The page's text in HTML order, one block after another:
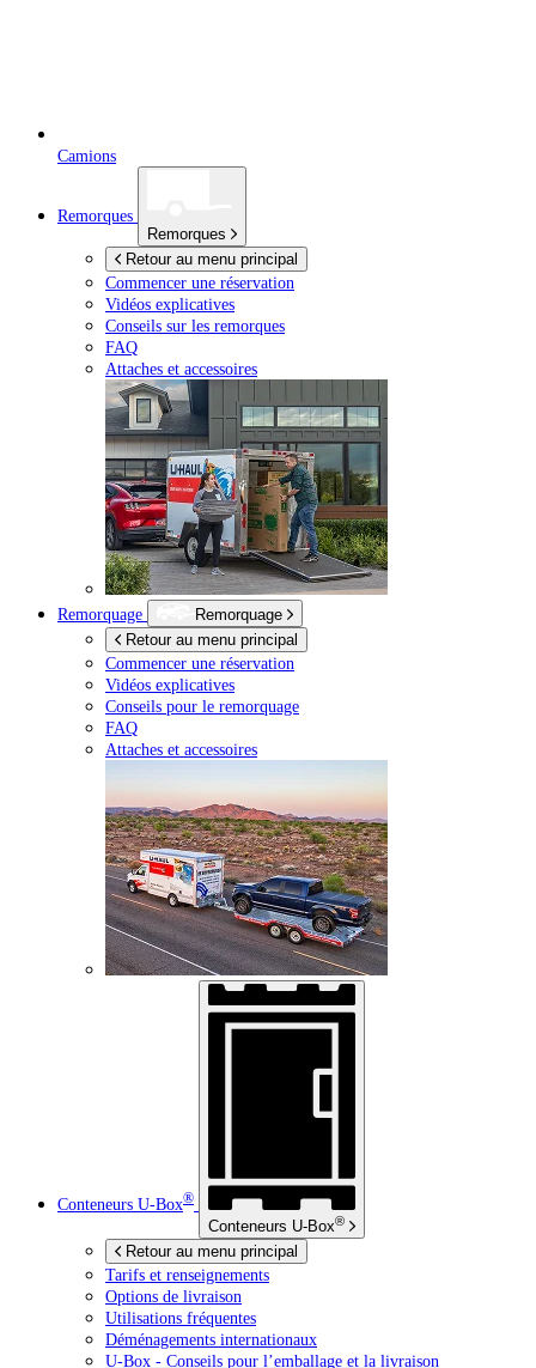
Camions
Remorques
Remorques
Retour au menu principal
Commencer une réservation
Vidéos explicatives
Conseils sur les remorques
FAQ
Attaches et accessoires
Remorquage
Remorquage
Retour au menu principal
Commencer une réservation
Vidéos explicatives
Conseils pour le remorquage
FAQ
Attaches et accessoires
Conteneurs U-Box®
Conteneurs U-Box®
Retour au menu principal
Tarifs et renseignements
Options de livraison
Utilisations fréquentes
Déménagements internationaux
U-Box - Conseils pour l’emballage et la livraison